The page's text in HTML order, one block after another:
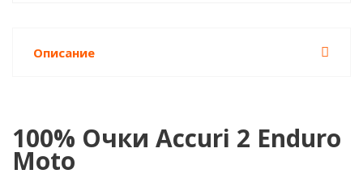
Описание
100% Очки Accuri 2 Enduro
Moto